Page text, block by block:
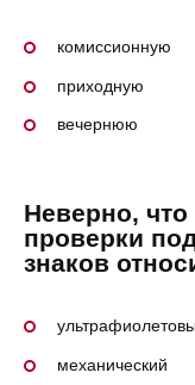
комиссионную
приходную
вечернюю
Неверно,
проверки
знаков
механический